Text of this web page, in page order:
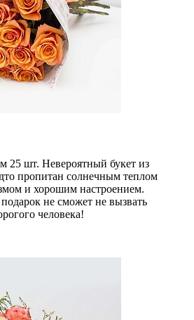
25 шт. Невероятный букет из
пропитан солнечным теплом
и хорошим настроением.
не сможет не вызвать
человека!